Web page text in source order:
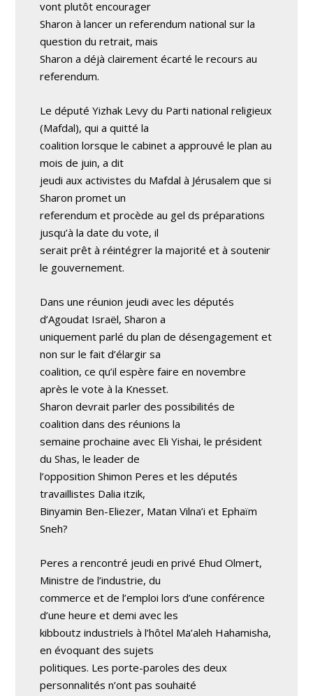
vont plutôt encourager
Sharon à lancer un referendum national sur la
question du retrait, mais
Sharon a déjà clairement écarté le recours au
referendum.
Le député Yizhak Levy du Parti national religieux
(Mafdal), qui a quitté la
coalition lorsque le cabinet a approuvé le plan au
mois de juin, a dit
jeudi aux activistes du Mafdal à Jérusalem que si
Sharon promet un
referendum et procède au gel ds préparations
jusqu’à la date du vote, il
serait prêt à réintégrer la majorité et à soutenir
le gouvernement.
Dans une réunion jeudi avec les députés
d’Agoudat Israël, Sharon a
uniquement parlé du plan de désengagement et
non sur le fait d’élargir sa
coalition, ce qu’il espère faire en novembre
après le vote à la Knesset.
Sharon devrait parler des possibilités de
coalition dans des réunions la
semaine prochaine avec Eli Yishai, le président
du Shas, le leader de
l’opposition Shimon Peres et les députés
travaillistes Dalia itzik,
Binyamin Ben-Eliezer, Matan Vilna’i et Ephaïm
Sneh?
Peres a rencontré jeudi en privé Ehud Olmert,
Ministre de l’industrie, du
commerce et de l’emploi lors d’une conférence
d’une heure et demi avec les
kibboutz industriels à l’hôtel Ma’aleh Hahamisha,
en évoquant des sujets
politiques. Les porte-paroles des deux
personnalités n’ont pas souhaité